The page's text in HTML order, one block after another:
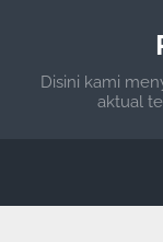
Disini kami
aktual